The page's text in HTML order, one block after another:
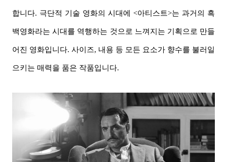
합니다. 극단적 기술 영화의 시대에 <아티스트>는 과거의 흑
백영화라는 시대를 역행하는 것으로 느껴지는 기획으로 만들
어진 영화입니다. 사이즈, 내용 등 모든 요소가 향수를 불러일
으키는 매력을 품은 작품입니다.